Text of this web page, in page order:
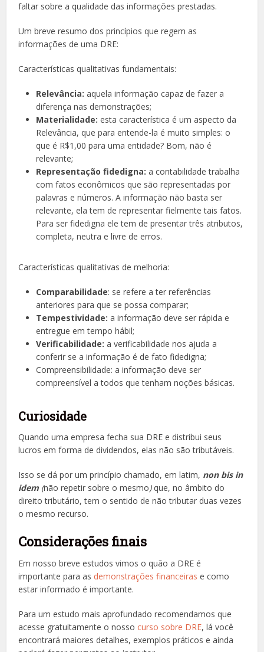
faltar sobre a qualidade das informações prestadas.
Um breve resumo dos princípios que regem as
informações de uma DRE:
Características qualitativas fundamentais:
Relevância: aquela informação capaz de fazer a
diferença nas demonstrações;
Materialidade: esta característica é um aspecto da
Relevância, que para entende-la é muito simples: o
que é R$1,00 para uma entidade? Bom, não é
relevante;
Representação fidedigna: a contabilidade trabalha
com fatos econômicos que são representadas por
palavras e números. A informação não basta ser
relevante, ela tem de representar fielmente tais fatos.
Para ser fidedigna ele tem de presentar três atributos,
completa, neutra e livre de erros.
Características qualitativas de melhoria:
Comparabilidade: se refere a ter referências
anteriores para que se possa comparar;
Tempestividade: a informação deve ser rápida e
entregue em tempo hábil;
Verificabilidade: a verificabilidade nos ajuda a
conferir se a informação é de fato fidedigna;
Compreensibilidade: a informação deve ser
compreensível a todos que tenham noções básicas.
Curiosidade
Quando uma empresa fecha sua DRE e distribui seus
lucros em forma de dividendos, elas não são tributáveis.
Isso se dá por um princípio chamado, em latim, non bis in
idem (não repetir sobre o mesmo)que, no âmbito do
direito tributário, tem o sentido de não tributar duas vezes
o mesmo recurso.
Considerações finais
Em nosso breve estudos vimos o quão a DRE é
importante para as demonstrações financeiras e como
estar informado é importante.
Para um estudo mais aprofundado recomendamos que
acesse gratuitamente o nosso curso sobre DRE, lá você
encontrará maiores detalhes, exemplos práticos e ainda